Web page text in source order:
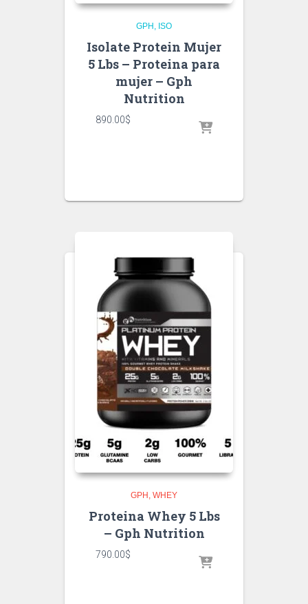
GPH ISO
Isolate Protein Mujer
5 Lbs – Proteina para
mujer – Gph
Nutrition
890.00$
GPH WHEY
Proteina Whey 5 Lbs
– Gph Nutrition
790.00$